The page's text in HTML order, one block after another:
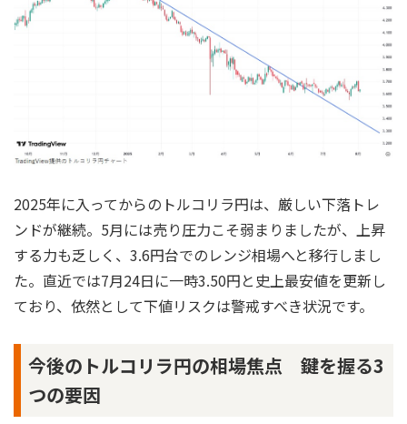
2025年に入ってからのトルコリラ円は、厳しい下落トレ
ンドが継続。5月には売り圧力こそ弱まりましたが、上昇
する力も乏しく、3.6円台でのレンジ相場へと移行しまし
た。直近では7月24日に一時3.50円と史上最安値を更新し
ており、依然として下値リスクは警戒すべき状況です。
今後のトルコリラ円の相場焦点 鍵を握る3
つの要因